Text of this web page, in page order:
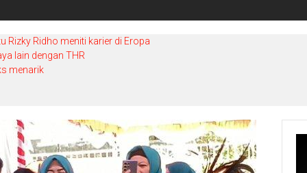
Rizky Ridho meniti karier di Eropa
lain dengan THR
menarik